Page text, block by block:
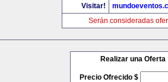
Visitar!
Serán consideradas
Realizar una Oferta
Precio Ofrecido $